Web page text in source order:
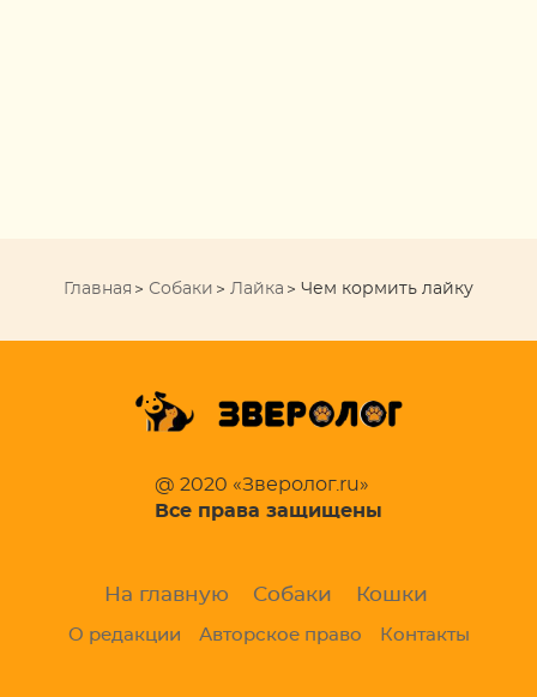
Главная Собаки Лайка Чем кормить лайку
@ 2020 «Зверолог.ru»
Все права защищены
На главную Собаки Кошки
О редакции Авторское право Контакты